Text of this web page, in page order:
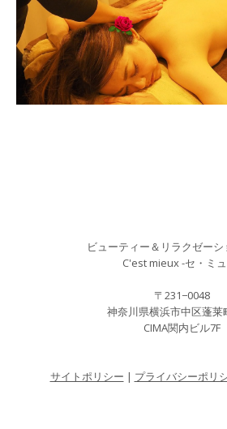
ビューティー＆リラクゼー
C'est mieux -セ・ミ
〒231−0048
神奈川県横浜市中区蓬莱
CIMA関内ビル7F
サイトポリシー | プライバシーポリ